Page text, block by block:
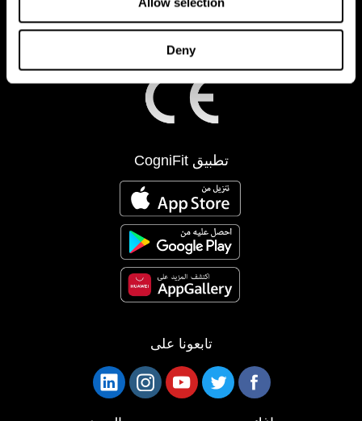
Deny
تطبيق CogniFit
تابعونا على